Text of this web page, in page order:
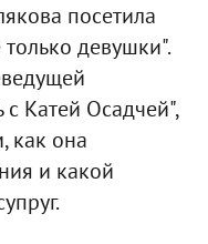
посетила
девушки".
Катей Осадчей",
как она
и какой